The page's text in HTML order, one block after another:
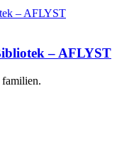
– AFLYST